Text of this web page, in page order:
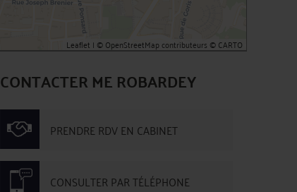
Leaflet | ©OpenStreetMapcontributeurs ©CARTO
CONTACTER ME ROBARDEY
PRENDRE RDV EN CABINET
CONSULTER PAR TÉLÉPHONE